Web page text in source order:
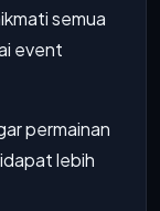
semua
event
permainan
lebih